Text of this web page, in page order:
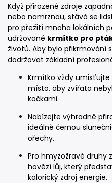
Když přirozené zdroje
nebo namrznou, stává se
pro přežití mnoha lokálních
udržované krmítko pro
životů. Aby bylo přikrmování
dodržovat základní
Krmítko vždy
místo, aby zvířata
kočkami.
Nabízejte výhradně
ideálně černou
ořechy.
Pro hmyzožravé druhy
hovězí lůj, který
kalorický zdroj energie.